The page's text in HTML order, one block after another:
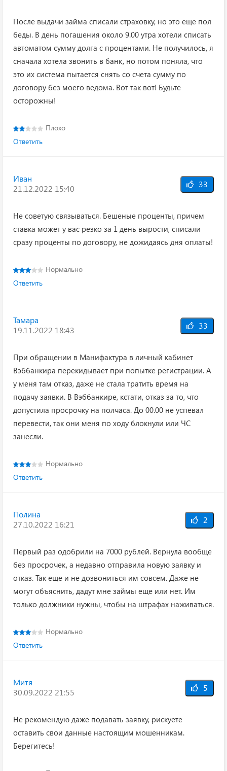
После выдачи займа списали страховку, но это еще пол
беды. В день погашения около 9.00 утра хотели списать
автоматом сумму долга с процентами. Не получилось, я
сначала хотела звонить в банк, но потом поняла, что
это их система пытается снять со счета сумму по
договору без моего ведома. Вот так вот! Будьте
осторожны!
Плохо
Ответить
Иван
21.12.2022 15:40
33
Не советую связываться. Бешеные проценты, причем
ставка может у вас резко за 1 день вырости, списали
сразу проценты по договору, не дожидаясь дня оплаты!
Нормально
Ответить
Тамара
19.11.2022 18:43
33
При обращении в Манифактура в личный кабинет
Вэббанкира перекидывает при попытке регистрации. А
у меня там отказ, даже не стала тратить время на
подачу заявки. В Вэббанкире, кстати, отказ за то, что
допустила просрочку на полчаса. До 00.00 не успевал
перевести, так они меня по ходу блокнули или ЧС
занесли.
Нормально
Ответить
Полина
27.10.2022 16:21
2
Первый раз одобрили на 7000 рублей. Вернула вообще
без просрочек, а недавно отправила новую заявку и
отказ. Так еще и не дозвониться им совсем. Даже не
могут объяснить, дадут мне займы еще или нет. Им
только должники нужны, чтобы на штрафах наживаться.
Нормально
Ответить
Митя
30.09.2022 21:55
5
Не рекомендую даже подавать заявку, рискуете
оставить свои данные настоящим мошенникам.
Берегитесь!